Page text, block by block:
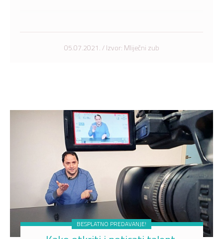
05.07.2021. / Izvor: Mliječni zub
BESPLATNO PREDAVANJE!